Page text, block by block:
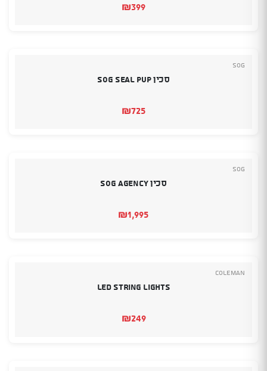
₪399
SOG
סכין SOG Seal Pup
₪725
SOG
סכין SOG AGENCY
₪1,995
Coleman
LED String Lights
₪249